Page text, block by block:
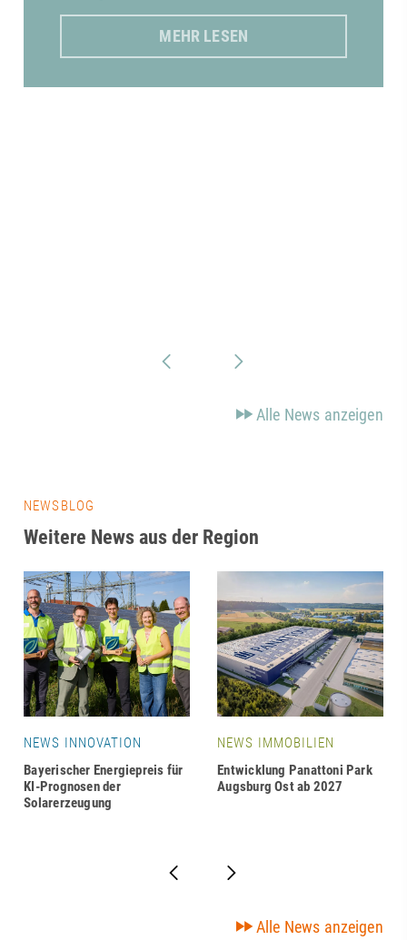
MEHR LESEN
Alle News anzeigen
NEWSBLOG
Weitere News aus der Region
NEWS INNOVATION
Bayerischer Energiepreis für
KI-Prognosen der
Solarerzeugung
NEWS IMMOBILIEN
Entwicklung Panattoni Park
Augsburg Ost ab 2027
Alle News anzeigen